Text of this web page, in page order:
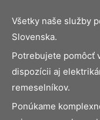
Všetky naše služby
Slovenska.
Potrebujete pomôcť
dispozícii aj
remeselníkov.
Ponúkame